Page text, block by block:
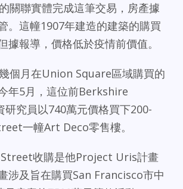
關聯實體完成這筆交易，房產據
。這幢1907年建造的建築的購買
據報導，價格低於疫情前價值。
個月在Union Square區域購買的
年5月，這位前Berkshire
究員以740萬元價格買下200-
一幢Art Deco零售樓。
Street收購是他Project Uris計畫
涉及旨在購買San Francisco市中